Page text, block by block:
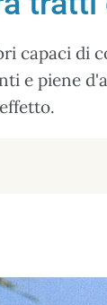
capaci di
e piene